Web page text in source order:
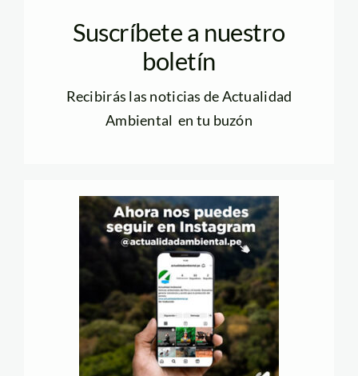
Suscríbete a nuestro
boletín
Recibirás las noticias de Actualidad
Ambiental en tu buzón